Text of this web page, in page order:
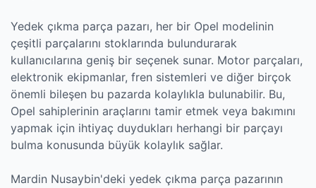
Yedek çıkma parça pazarı, her bir Opel modelinin
çeşitli parçalarını stoklarında bulundurarak
kullanıcılarına geniş bir seçenek sunar. Motor parçaları,
elektronik ekipmanlar, fren sistemleri ve diğer birçok
önemli bileşen bu pazarda kolaylıkla bulunabilir. Bu,
Opel sahiplerinin araçlarını tamir etmek veya bakımını
yapmak için ihtiyaç duydukları herhangi bir parçayı
bulma konusunda büyük kolaylık sağlar.
Mardin Nusaybin'deki yedek çıkma parça pazarının